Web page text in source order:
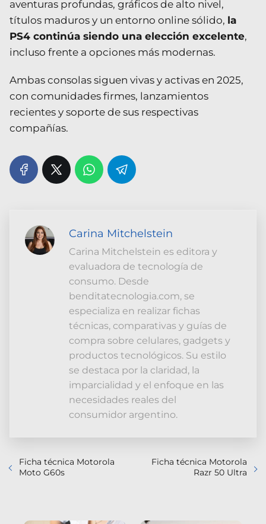
aventuras profundas, gráficos de alto nivel,
títulos maduros y un entorno online sólido, la
PS4 continúa siendo una elección excelente,
incluso frente a opciones más modernas.
Ambas consolas siguen vivas y activas en 2025,
con comunidades firmes, lanzamientos
recientes y soporte de sus respectivas
compañías.
Carina Mitchelstein
Carina Mitchelstein es editora y
evaluadora de tecnología de
consumo. Desde
benditatecnologia.com, se
especializa en realizar fichas
técnicas, comparativas y guías de
compra sobre celulares, gadgets y
productos tecnológicos. Su estilo
se destaca por la claridad, la
imparcialidad y el enfoque en las
necesidades reales del
consumidor argentino.
Ficha técnica Motorola
Moto G60s
Ficha técnica Motorola
Razr 50 Ultra